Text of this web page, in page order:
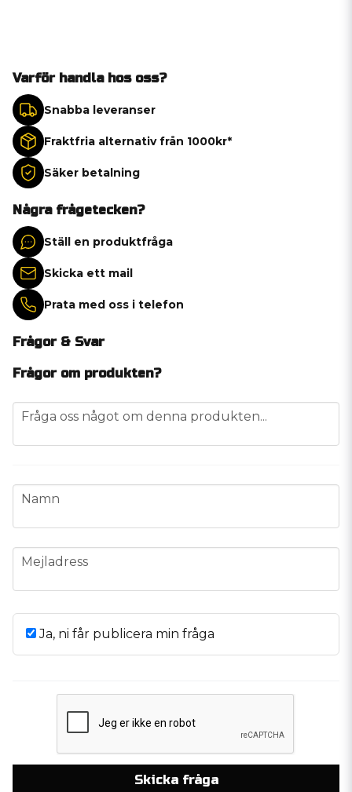
Varför handla hos oss?
Snabba leveranser
Fraktfria alternativ från 1000kr*
Säker betalning
Några frågetecken?
Ställ en produktfråga
Skicka ett mail
Prata med oss i telefon
Frågor & Svar
Frågor om produkten?
question
Fråga oss något om denna produkten...
name
Namn
email
Mejladress
Ja, ni får publicera min fråga
Skicka fråga